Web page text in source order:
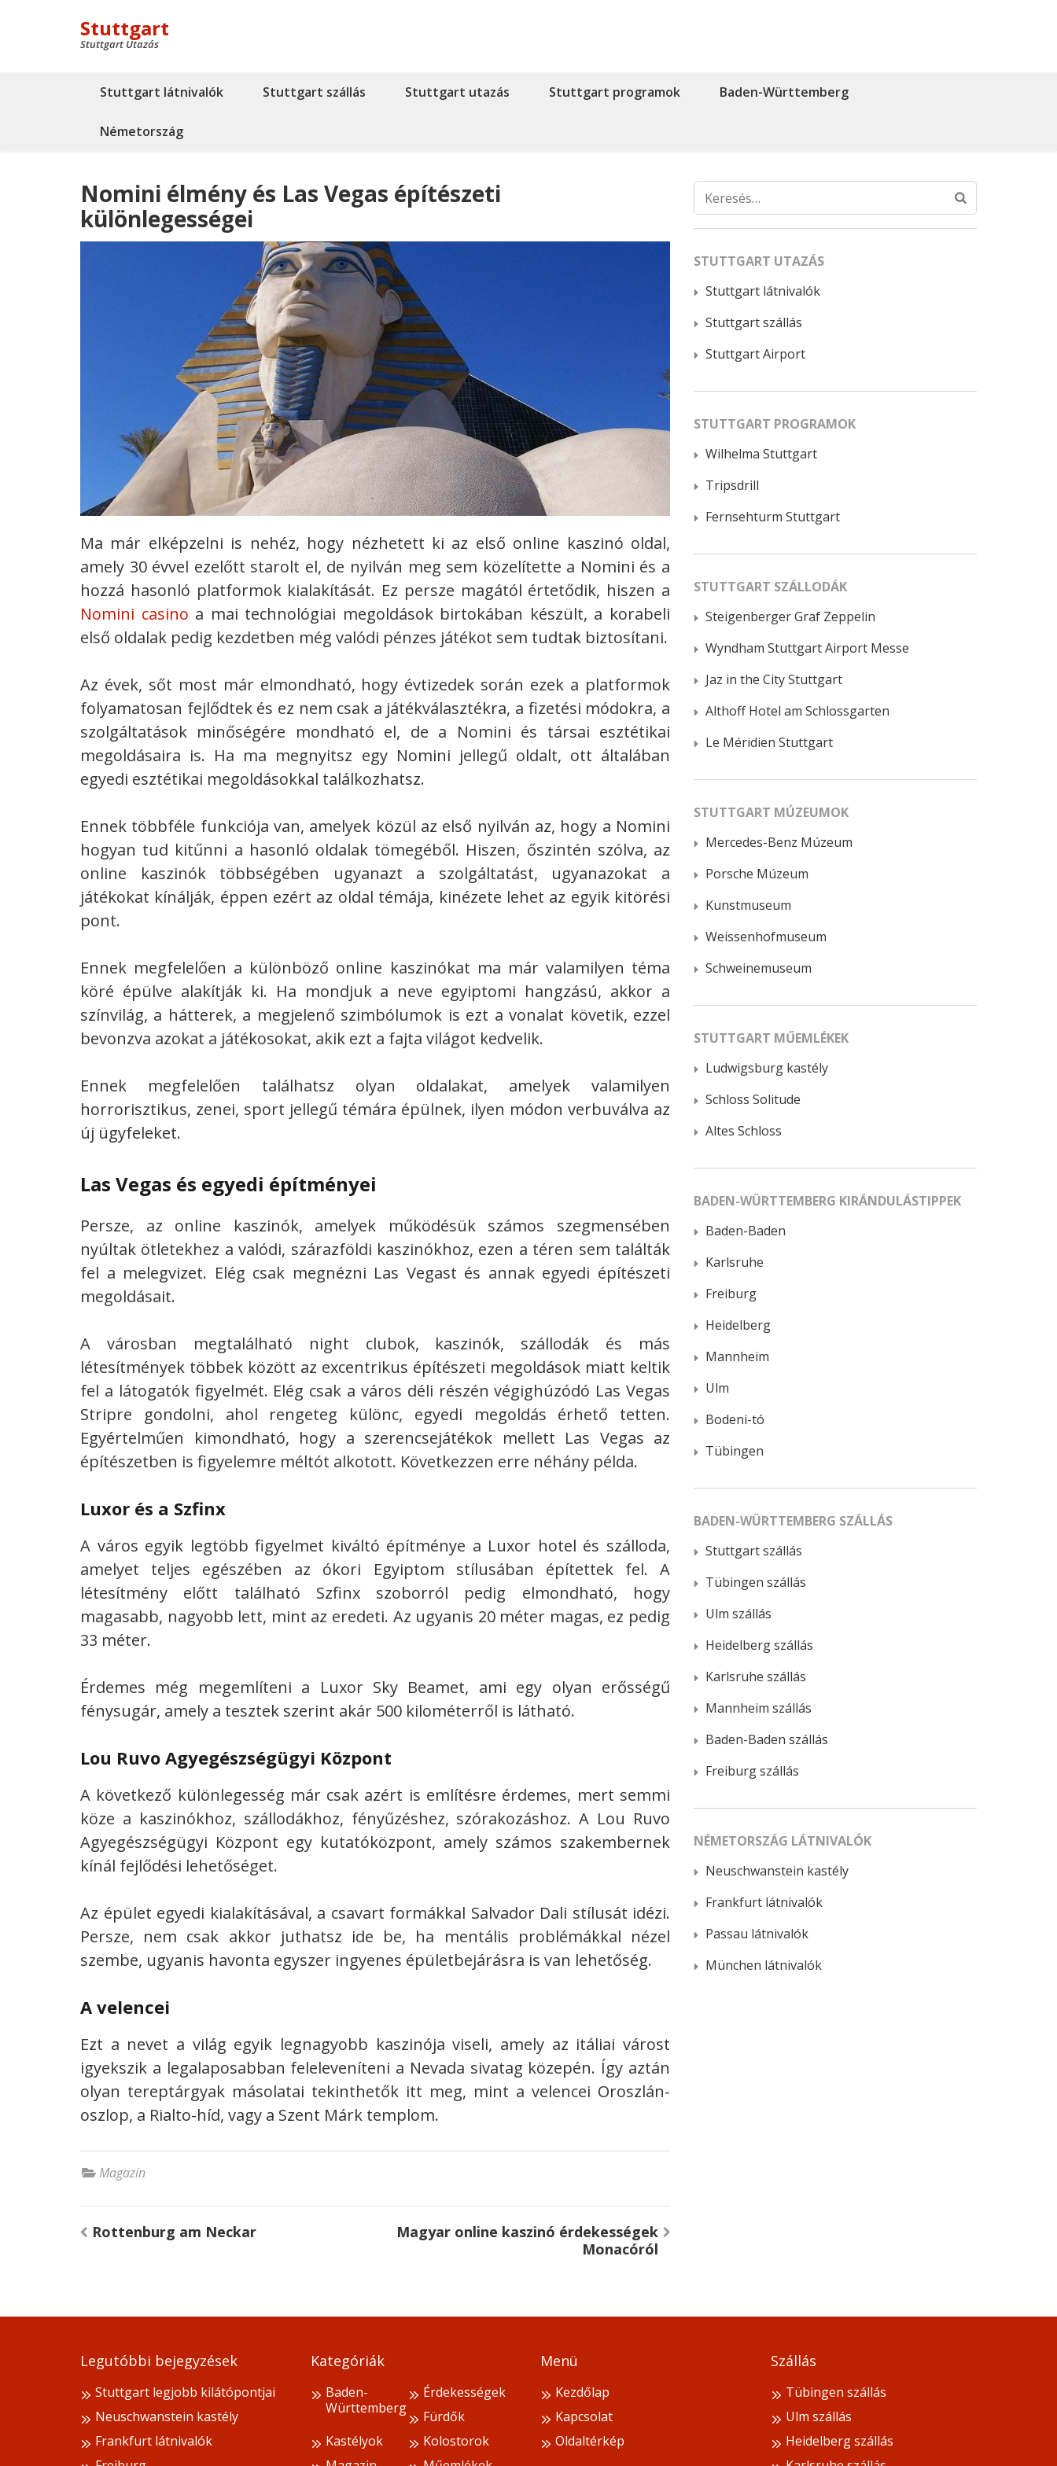
Stuttgart
Stuttgart Utazás
Stuttgart látnivalók Stuttgart szállás Stuttgart utazás Stuttgart programok Baden-Württemberg
Németország
Nomini élmény és Las Vegas építészeti
különlegességei
Ma már elképzelni is nehéz, hogy nézhetett ki az első online kaszinó oldal,
amely 30 évvel ezelőtt starolt el, de nyilván meg sem közelítette a Nomini és a
hozzá hasonló platformok kialakítását. Ez persze magától értetődik, hiszen a
Nomini casino a mai technológiai megoldások birtokában készült, a korabeli
első oldalak pedig kezdetben még valódi pénzes játékot sem tudtak biztosítani.
Az évek, sőt most már elmondható, hogy évtizedek során ezek a platformok
folyamatosan fejlődtek és ez nem csak a játékválasztékra, a fizetési módokra, a
szolgáltatások minőségére mondható el, de a Nomini és társai esztétikai
megoldásaira is. Ha ma megnyitsz egy Nomini jellegű oldalt, ott általában
egyedi esztétikai megoldásokkal találkozhatsz.
Ennek többféle funkciója van, amelyek közül az első nyilván az, hogy a Nomini
hogyan tud kitűnni a hasonló oldalak tömegéből. Hiszen, őszintén szólva, az
online kaszinók többségében ugyanazt a szolgáltatást, ugyanazokat a
játékokat kínálják, éppen ezért az oldal témája, kinézete lehet az egyik kitörési
pont.
Ennek megfelelően a különböző online kaszinókat ma már valamilyen téma
köré épülve alakítják ki. Ha mondjuk a neve egyiptomi hangzású, akkor a
színvilág, a hátterek, a megjelenő szimbólumok is ezt a vonalat követik, ezzel
bevonzva azokat a játékosokat, akik ezt a fajta világot kedvelik.
Ennek megfelelően találhatsz olyan oldalakat, amelyek valamilyen
horrorisztikus, zenei, sport jellegű témára épülnek, ilyen módon verbuválva az
új ügyfeleket.
Las Vegas és egyedi építményei
Persze, az online kaszinók, amelyek működésük számos szegmensében
nyúltak ötletekhez a valódi, szárazföldi kaszinókhoz, ezen a téren sem találták
fel a melegvizet. Elég csak megnézni Las Vegast és annak egyedi építészeti
megoldásait.
A városban megtalálható night clubok, kaszinók, szállodák és más
létesítmények többek között az excentrikus építészeti megoldások miatt keltik
fel a látogatók figyelmét. Elég csak a város déli részén végighúzódó Las Vegas
Stripre gondolni, ahol rengeteg különc, egyedi megoldás érhető tetten.
Egyértelműen kimondható, hogy a szerencsejátékok mellett Las Vegas az
építészetben is figyelemre méltót alkotott. Következzen erre néhány példa.
Luxor és a Szfinx
A város egyik legtöbb figyelmet kiváltó építménye a Luxor hotel és szálloda,
amelyet teljes egészében az ókori Egyiptom stílusában építettek fel. A
létesítmény előtt található Szfinx szoborról pedig elmondható, hogy
magasabb, nagyobb lett, mint az eredeti. Az ugyanis 20 méter magas, ez pedig
33 méter.
Érdemes még megemlíteni a Luxor Sky Beamet, ami egy olyan erősségű
fénysugár, amely a tesztek szerint akár 500 kilométerről is látható.
Lou Ruvo Agyegészségügyi Központ
A következő különlegesség már csak azért is említésre érdemes, mert semmi
köze a kaszinókhoz, szállodákhoz, fényűzéshez, szórakozáshoz. A Lou Ruvo
Agyegészségügyi Központ egy kutatóközpont, amely számos szakembernek
kínál fejlődési lehetőséget.
Az épület egyedi kialakításával, a csavart formákkal Salvador Dali stílusát idézi.
Persze, nem csak akkor juthatsz ide be, ha mentális problémákkal nézel
szembe, ugyanis havonta egyszer ingyenes épületbejárásra is van lehetőség.
A velencei
Ezt a nevet a világ egyik legnagyobb kaszinója viseli, amely az itáliai várost
igyekszik a legalaposabban feleleveníteni a Nevada sivatag közepén. Így aztán
olyan tereptárgyak másolatai tekinthetők itt meg, mint a velencei Oroszlán-
oszlop, a Rialto-híd, vagy a Szent Márk templom.
Magazin
Bejegyzés
navigáció
Rottenburg am Neckar
Magyar online kaszinó érdekességek
Monacóról
Keresés:
STUTTGART UTAZÁS
Stuttgart látnivalók
Stuttgart szállás
Stuttgart Airport
STUTTGART PROGRAMOK
Wilhelma Stuttgart
Tripsdrill
Fernsehturm Stuttgart
STUTTGART SZÁLLODÁK
Steigenberger Graf Zeppelin
Wyndham Stuttgart Airport Messe
Jaz in the City Stuttgart
Althoff Hotel am Schlossgarten
Le Méridien Stuttgart
STUTTGART MÚZEUMOK
Mercedes-Benz Múzeum
Porsche Múzeum
Kunstmuseum
Weissenhofmuseum
Schweinemuseum
STUTTGART MŰEMLÉKEK
Ludwigsburg kastély
Schloss Solitude
Altes Schloss
BADEN-WÜRTTEMBERG KIRÁNDULÁSTIPPEK
Baden-Baden
Karlsruhe
Freiburg
Heidelberg
Mannheim
Ulm
Bodeni-tó
Tübingen
BADEN-WÜRTTEMBERG SZÁLLÁS
Stuttgart szállás
Tübingen szállás
Ulm szállás
Heidelberg szállás
Karlsruhe szállás
Mannheim szállás
Baden-Baden szállás
Freiburg szállás
NÉMETORSZÁG LÁTNIVALÓK
Neuschwanstein kastély
Frankfurt látnivalók
Passau látnivalók
München látnivalók
Legutóbbi bejegyzések
Stuttgart legjobb kilátópontjai
Neuschwanstein kastély
Frankfurt látnivalók
Kategóriák
Baden-
Württemberg
Érdekességek
Fürdők
Kastélyok
Kolostorok
Menü
Kezdőlap
Kapcsolat
Oldaltérkép
Szállás
Tübingen szállás
Ulm szállás
Heidelberg szállás